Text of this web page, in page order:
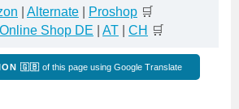
Alternate Proshop 🛒
Shop DE AT CH 🛒
🇬🇧 of this page using Google Translate